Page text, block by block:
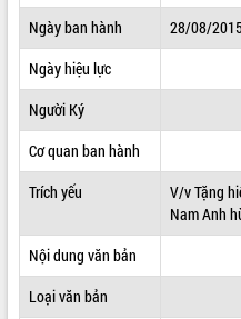
SỞ, BAN, NGÀNH
THÔNG TIN CHỈ ĐẠO ĐIỀU HÀNH
HỆ THỐNG VĂN BẢN
VĂN BẢN HĐND TỈNH
ĐIỂM TIN VĂN BẢN
Ngày ban hành
28/08/
Ngày hiệu lực
Người Ký
Cơ quan ban hành
Trích yếu
V/v Tặng
Nam Anh
Nội dung văn bản
Loại văn bản